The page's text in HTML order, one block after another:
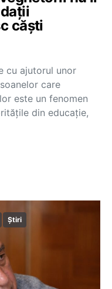
căști
cu ajutorul unor
care
este un fenomen
din educație,
Știri